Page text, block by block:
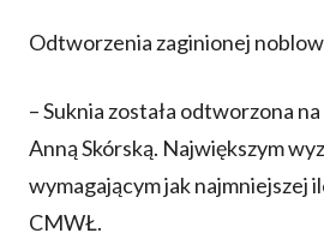
Odtworzenia zaginionej
– Suknia została odtworzona
Anną Skórską. Największym
wymagającym jak najmniejszej
CMWŁ.